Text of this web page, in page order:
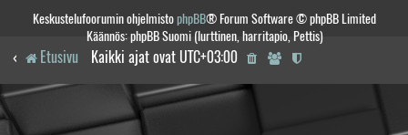
Keskustelufoorumin ohjelmistophpBB® Forum Software © phpBB Limited
Käännös: phpBB Suomi (lurttinen, harritapio, Pettis)
Etusivu Kaikki ajat ovat UTC+03:00